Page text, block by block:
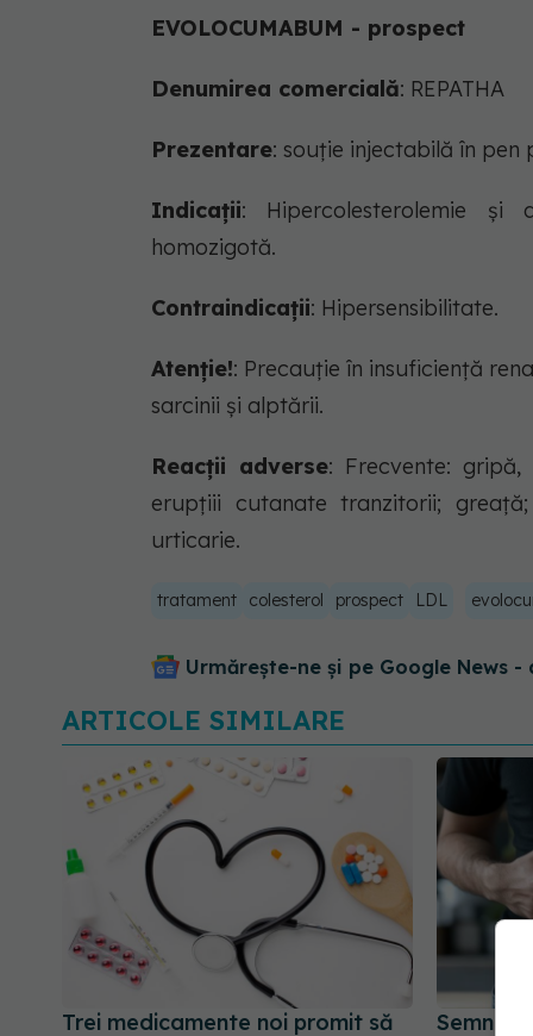
EVOLOCUMABUM - prospect
Denumirea comercială: REPATHA
Prezentare: souție injectabilă în pen
Indicații: Hipercolesterolemie şi
homozigotă.
Contraindicații: Hipersensibilitate.
Atenție!: Precauţie în insuficiență
sarcinii şi alptării.
Reacții adverse: Frecvente:
erupţiii cutanate tranzitorii;
urticarie.
tratament colesterol prospect LDL
Urmărește-ne și pe Google News -
ARTICOLE SIMILARE
Trei medicamente noi promit să